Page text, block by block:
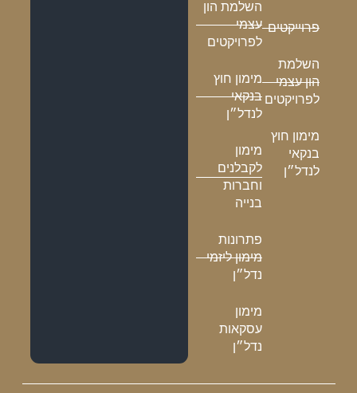
פרוייקטים
השלמת
הון עצמי
לפרויקטים
מימון חוץ
בנקאי
לנדל״ן
השלמת הון
עצמי
לפרויקטים
מימון חוץ
בנקאי
לנדל״ן
מימון
לקבלנים
וחברות
בנייה
פתרונות
מימון ליזמי
נדל״ן
מימון
עסקאות
נדל״ן